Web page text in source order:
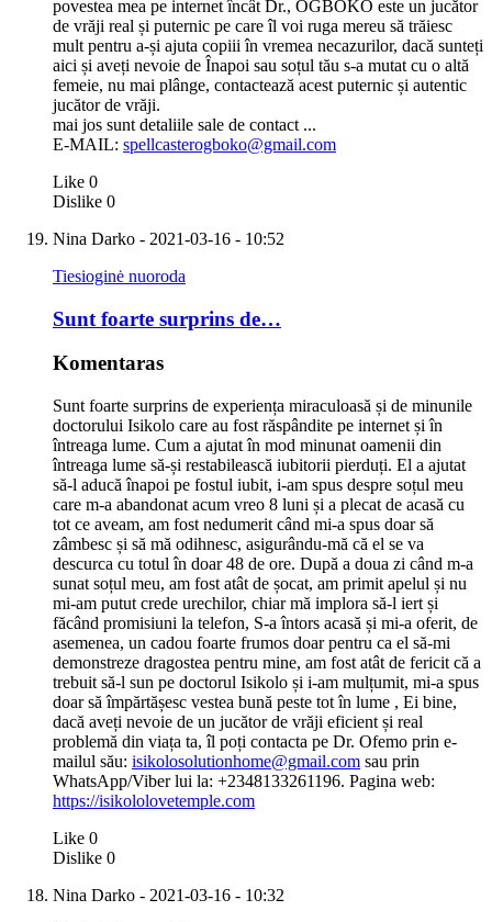
povestea mea pe internet încât Dr., OGBOKO este un jucător
de vrăji real și puternic pe care îl voi ruga mereu să trăiesc
mult pentru a-și ajuta copiii în vremea necazurilor, dacă sunteți
aici și aveți nevoie de Înapoi sau soțul tău s-a mutat cu o altă
femeie, nu mai plânge, contactează acest puternic și autentic
jucător de vrăji.
mai jos sunt detaliile sale de contact ...
E-MAIL: spellcasterogboko@gmail.com
Like 0
Dislike 0
Nina Darko - 2021-03-16 - 10:52
Tiesioginė nuoroda
Sunt foarte surprins de…
Komentaras
Sunt foarte surprins de experiența miraculoasă și de minunile
doctorului Isikolo care au fost răspândite pe internet și în
întreaga lume. Cum a ajutat în mod minunat oamenii din
întreaga lume să-și restabilească iubitorii pierduți. El a ajutat
să-l aducă înapoi pe fostul iubit, i-am spus despre soțul meu
care m-a abandonat acum vreo 8 luni și a plecat de acasă cu
tot ce aveam, am fost nedumerit când mi-a spus doar să
zâmbesc și să mă odihnesc, asigurându-mă că el se va
descurca cu totul în doar 48 de ore. După a doua zi când m-a
sunat soțul meu, am fost atât de șocat, am primit apelul și nu
mi-am putut crede urechilor, chiar mă implora să-l iert și
făcând promisiuni la telefon, S-a întors acasă și mi-a oferit, de
asemenea, un cadou foarte frumos doar pentru ca el să-mi
demonstreze dragostea pentru mine, am fost atât de fericit că a
trebuit să-l sun pe doctorul Isikolo și i-am mulțumit, mi-a spus
doar să împărtășesc vestea bună peste tot în lume , Ei bine,
dacă aveți nevoie de un jucător de vrăji eficient și real
problemă din viața ta, îl poți contacta pe Dr. Ofemo prin e-
mailul său: isikolosolutionhome@gmail.com sau prin
WhatsApp/Viber lui la: +2348133261196. Pagina web:
https://isikololovetemple.com
Like 0
Dislike 0
Nina Darko - 2021-03-16 - 10:32